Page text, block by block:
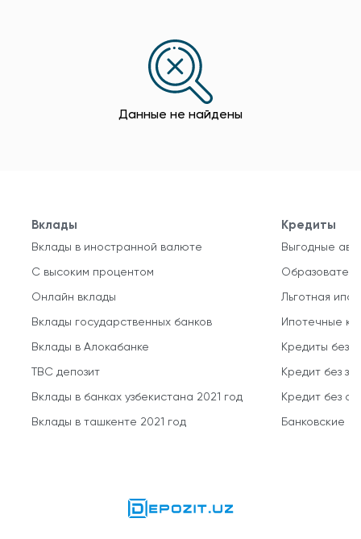
Данные не найдены
Вклады
Вклады в иностранной валюте
С высоким процентом
Онлайн вклады
Вклады государственных банков
Вклады в Алокабанке
TBC депозит
Вклады в банках узбекистана 2021 год
Вклады в ташкенте 2021 год
Кредиты
Выгодные
Льготная
Ипотечные
Кредиты без
Кредит без
Кредит без
Банковские